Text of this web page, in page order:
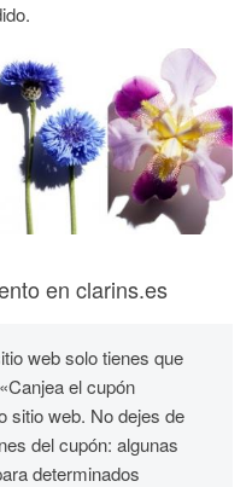
en clarins.es
web solo tienes que
el cupón
sitio web. No dejes de
del cupón: algunas
determinados